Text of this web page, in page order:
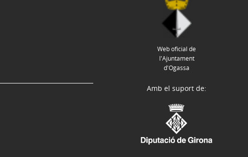
Web oficial de
l'Ajuntament
d'Ogassa
Amb el suport de: